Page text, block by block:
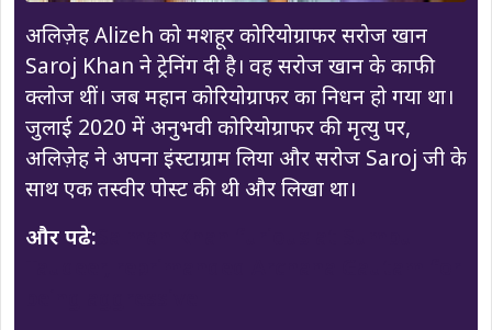
अलिज़ेह Alizeh को मशहूर कोरियोग्राफर सरोज खान
Saroj Khan ने ट्रेनिंग दी है। वह सरोज खान के काफी
क्लोज थीं। जब महान कोरियोग्राफर का निधन हो गया था।
जुलाई 2020 में अनुभवी कोरियोग्राफर की मृत्यु पर,
अलिज़ेह ने अपना इंस्टाग्राम लिया और सरोज Saroj जी के
साथ एक तस्वीर पोस्ट की थी और लिखा था।
और पढे: